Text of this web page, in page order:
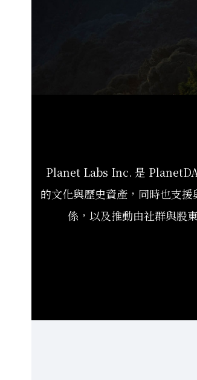
Planet Labs Inc. 是
的文化與歷史資產，同時也支
係，以及推動由社群與股